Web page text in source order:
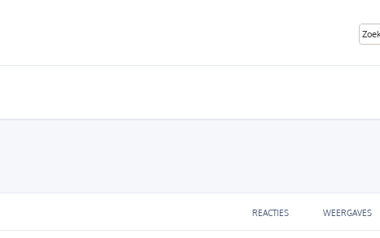
REACTIES WEERGAVES